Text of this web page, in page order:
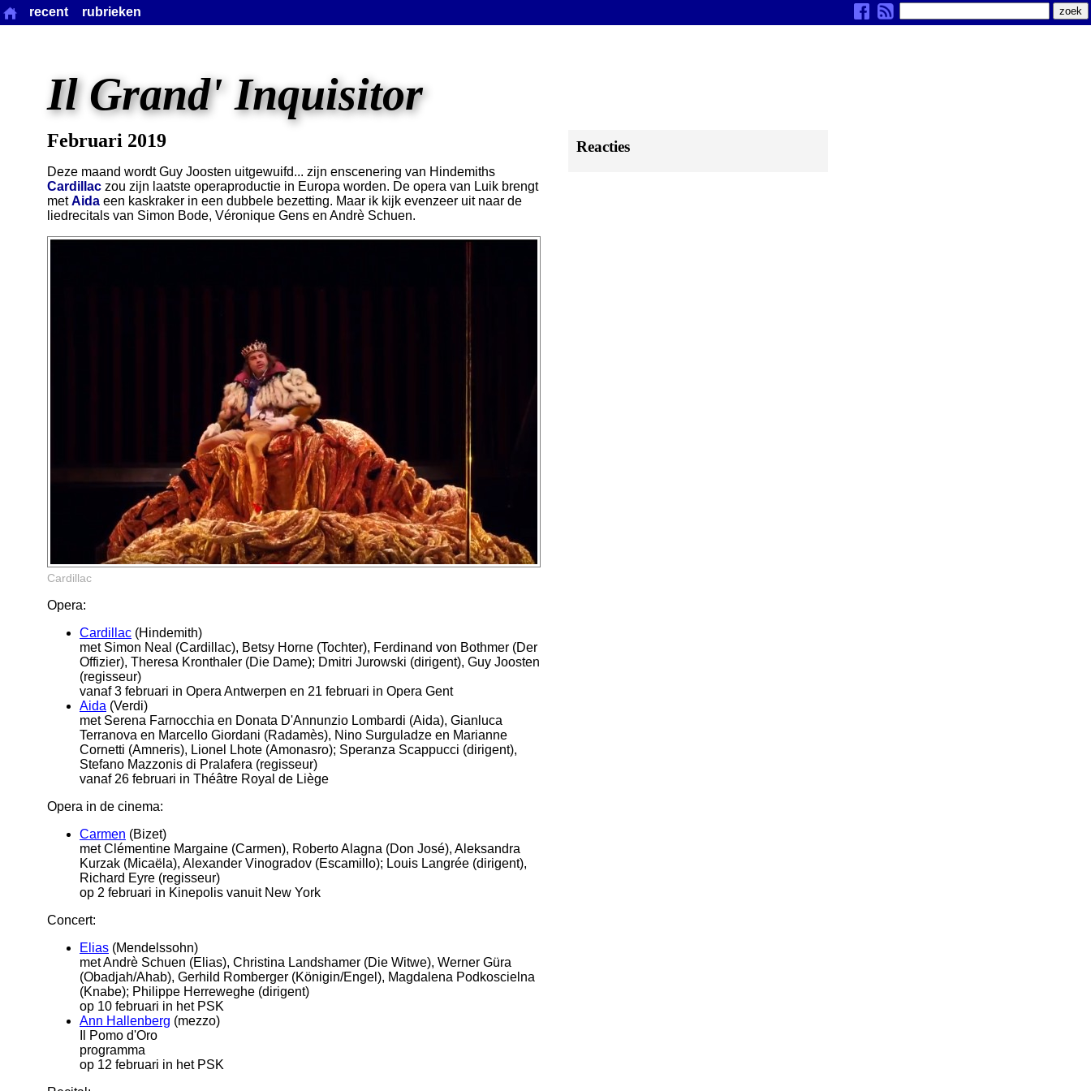
Il Grand' Inquisitor
Februari 2019
Deze maand wordt Guy Joosten uitgewuifd... zijn enscenering van Hindemiths
Cardillac zou zijn laatste operaproductie in Europa worden. De opera van Luik brengt
metAida een kaskraker in een dubbele bezetting. Maar ik kijk evenzeer uit naar de
liedrecitals van Simon Bode, Véronique Gens en Andrè Schuen.
Cardillac
Opera:
Cardillac (Hindemith)
met Simon Neal (Cardillac), Betsy Horne (Tochter), Ferdinand von Bothmer (Der
Offizier), Theresa Kronthaler (Die Dame); Dmitri Jurowski (dirigent), Guy Joosten
(regisseur)
vanaf 3 februari in Opera Antwerpen en 21 februari in Opera Gent
Aida (Verdi)
met Serena Farnocchia en Donata D'Annunzio Lombardi (Aida), Gianluca
Terranova en Marcello Giordani (Radamès), Nino Surguladze en Marianne
Cornetti (Amneris), Lionel Lhote (Amonasro); Speranza Scappucci (dirigent),
Stefano Mazzonis di Pralafera (regisseur)
vanaf 26 februari in Théâtre Royal de Liège
Opera in de cinema:
Carmen (Bizet)
met Clémentine Margaine (Carmen), Roberto Alagna (Don José), Aleksandra
Kurzak (Micaëla), Alexander Vinogradov (Escamillo); Louis Langrée (dirigent),
Richard Eyre (regisseur)
op 2 februari in Kinepolis vanuit New York
Concert:
Elias (Mendelssohn)
met Andrè Schuen (Elias), Christina Landshamer (Die Witwe), Werner Güra
(Obadjah/Ahab), Gerhild Romberger (Königin/Engel), Magdalena Podkoscielna
(Knabe); Philippe Herreweghe (dirigent)
op 10 februari in het PSK
Ann Hallenberg (mezzo)
Il Pomo d'Oro
programma
op 12 februari in het PSK
Reacties
recent rubrieken